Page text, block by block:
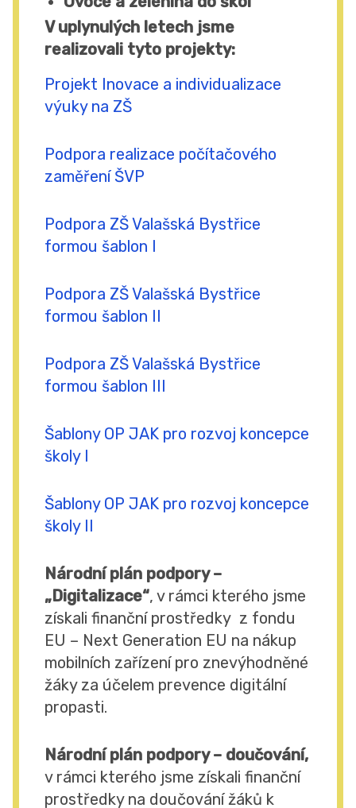
V uplynulých letech jsme
realizovali tyto projekty:
Projekt Inovace a individualizace
výuky na ZŠ
Podpora realizace počítačového
zaměření ŠVP
Podpora ZŠ Valašská Bystřice
formou šablon I
Podpora ZŠ Valašská Bystřice
formou šablon II
Podpora ZŠ Valašská Bystřice
formou šablon III
Šablony OP JAK pro rozvoj koncepce
školy I
Šablony OP JAK pro rozvoj koncepce
školy II
Národní plán podpory –
„Digitalizace“, v rámci kterého jsme
získali finanční prostředky z fondu
EU – Next Generation EU na nákup
mobilních zařízení pro znevýhodněné
žáky za účelem prevence digitální
propasti.
Národní plán podpory – doučování,
v rámci kterého jsme získali finanční
prostředky na doučování žáků k